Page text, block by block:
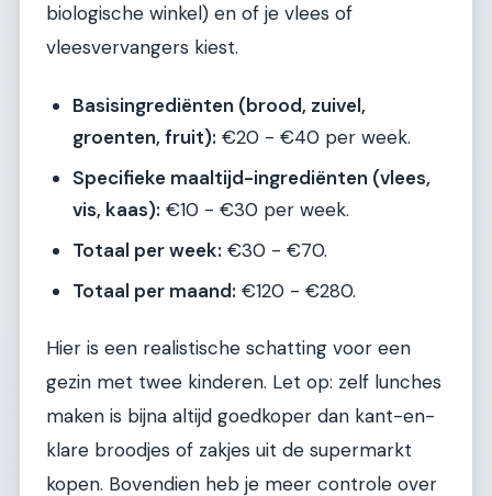
biologische winkel) en of je vlees of
vleesvervangers kiest.
Basisingrediënten (brood, zuivel,
groenten, fruit): €20 - €40 per week.
Specifieke maaltijd-ingrediënten (vlees,
vis, kaas): €10 - €30 per week.
Totaal per week: €30 - €70.
Totaal per maand: €120 - €280.
Hier is een realistische schatting voor een
gezin met twee kinderen. Let op: zelf lunches
maken is bijna altijd goedkoper dan kant-en-
klare broodjes of zakjes uit de supermarkt
kopen. Bovendien heb je meer controle over